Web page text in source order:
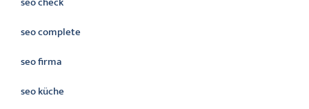
seo complete
seo firma
seo küche